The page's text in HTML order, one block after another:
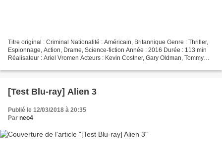
Titre original : Criminal Nationalité : Américain, Britannique Genre : Thriller,
Espionnage, Action, Drame, Science-fiction Année : 2016 Durée : 113 min
Réalisateur : Ariel Vromen Acteurs : Kevin Costner, Gary Oldman, Tommy
[Test Blu-ray] Alien 3
Publié le 12/03/2018 à 20:35
Par neo4